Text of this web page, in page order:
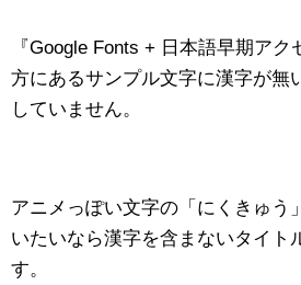
『Google Fonts + 日本語早期ア
方にあるサンプル文字に漢字が無
していません。
アニメっぽい文字の「にくきゅう
いたいなら漢字を含まないタイト
す。